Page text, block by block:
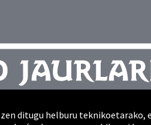
ditugu helburu teknikoetarako,